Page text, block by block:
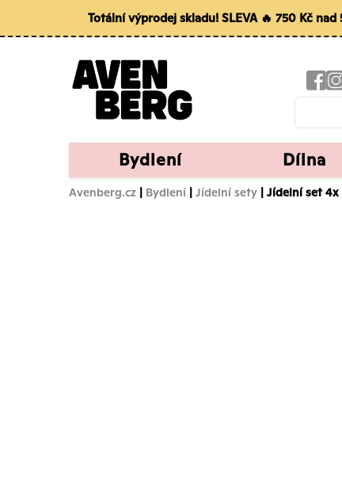
Totální výprodej skladu! SLEVA 🔥 750 Kč
Bydlení Dílna
Avenberg.cz | Bydlení | Jídelní sety | Jídelní set